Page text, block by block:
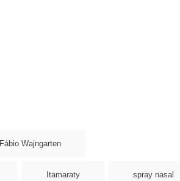
Fábio Wajngarten
Itamaraty spray nasal